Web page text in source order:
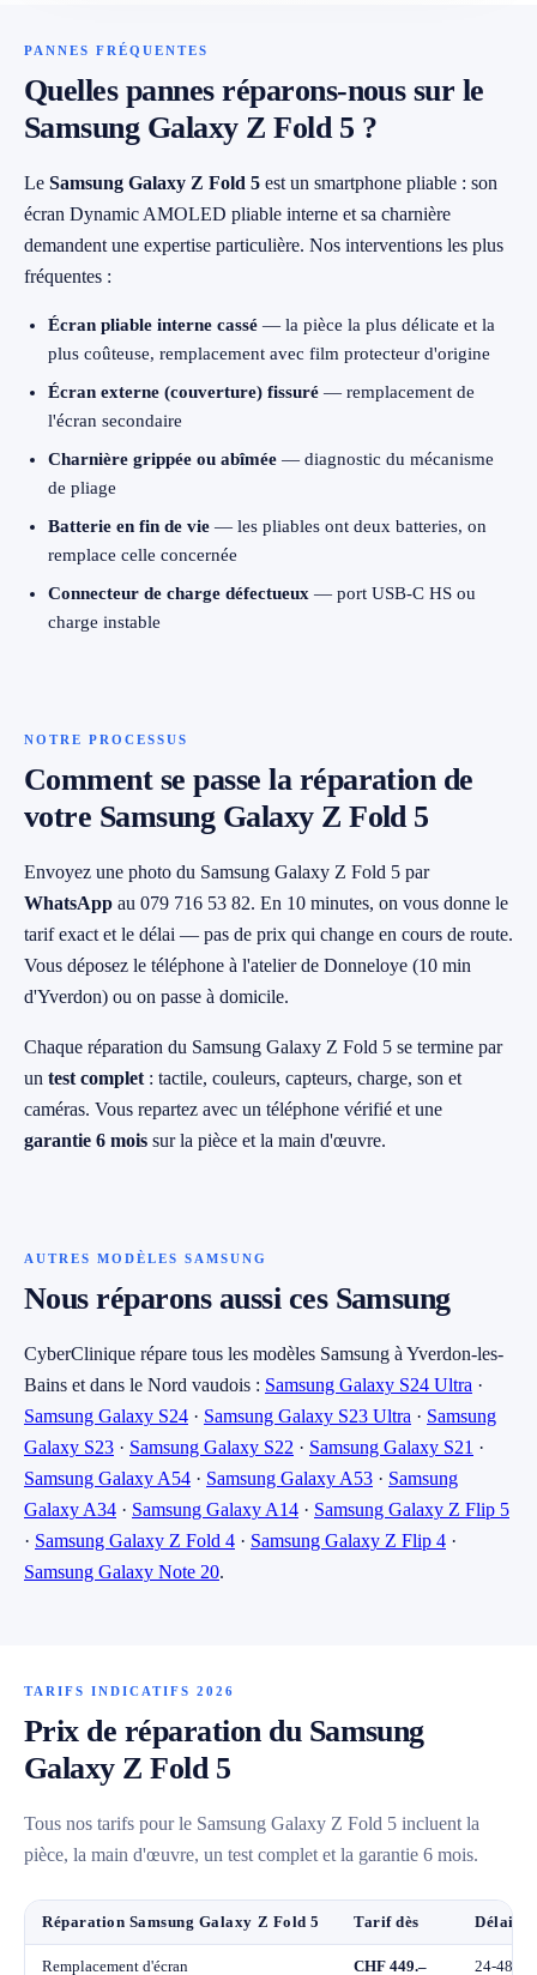
PANNES FRÉQUENTES
Quelles pannes réparons-nous sur le
Samsung Galaxy Z Fold 5 ?
Le Samsung Galaxy Z Fold 5 est un smartphone pliable : son
écran Dynamic AMOLED pliable interne et sa charnière
demandent une expertise particulière. Nos interventions les plus
fréquentes :
Écran pliable interne cassé — la pièce la plus délicate et la
plus coûteuse, remplacement avec film protecteur d'origine
Écran externe (couverture) fissuré — remplacement de
l'écran secondaire
Charnière grippée ou abîmée — diagnostic du mécanisme
de pliage
Batterie en fin de vie — les pliables ont deux batteries, on
remplace celle concernée
Connecteur de charge défectueux — port USB-C HS ou
charge instable
NOTRE PROCESSUS
Comment se passe la réparation de
votre Samsung Galaxy Z Fold 5
Envoyez une photo du Samsung Galaxy Z Fold 5 par
WhatsApp au 079 716 53 82. En 10 minutes, on vous donne le
tarif exact et le délai — pas de prix qui change en cours de route.
Vous déposez le téléphone à l'atelier de Donneloye (10 min
d'Yverdon) ou on passe à domicile.
Chaque réparation du Samsung Galaxy Z Fold 5 se termine par
un test complet : tactile, couleurs, capteurs, charge, son et
caméras. Vous repartez avec un téléphone vérifié et une
garantie 6 mois sur la pièce et la main d'œuvre.
AUTRES MODÈLES SAMSUNG
Nous réparons aussi ces Samsung
CyberClinique répare tous les modèles Samsung à Yverdon-les-
Bains et dans le Nord vaudois : Samsung Galaxy S24 Ultra ·
Samsung Galaxy S24 · Samsung Galaxy S23 Ultra · Samsung
Galaxy S23 · Samsung Galaxy S22 · Samsung Galaxy S21 ·
Samsung Galaxy A54 · Samsung Galaxy A53 · Samsung
Galaxy A34 · Samsung Galaxy A14 · Samsung Galaxy Z Flip 5
· Samsung Galaxy Z Fold 4 · Samsung Galaxy Z Flip 4 ·
Samsung Galaxy Note 20.
TARIFS INDICATIFS 2026
Prix de réparation du Samsung
Galaxy Z Fold 5
Tous nos tarifs pour le Samsung Galaxy Z Fold 5 incluent la
pièce, la main d'œuvre, un test complet et la garantie 6 mois.
Réparation Samsung Galaxy Z Fold 5 Tarif dès Délai
Remplacement d'écran CHF 449.– 24-48h